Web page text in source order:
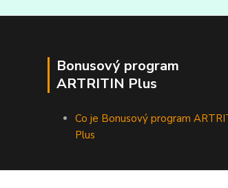
Bonusový program
ARTRITIN Plus
Co je Bonusový program
Plus